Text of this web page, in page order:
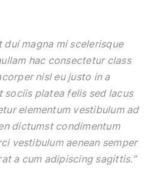
dui magna mi scelerisque
hac consectetur class
nisl eu justo in a
sociis platea felis sed lacus
elementum vestibulum ad
dictumst condimentum
vestibulum aenean semper
a cum adipiscing sagittis.”